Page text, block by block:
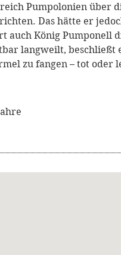
Pumpolonien über
Das hätte er
auch König Pumponell
langweilt, beschließt
zu fangen – tot oder